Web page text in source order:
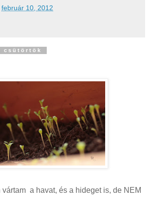
február 10, 2012
csütörtök
vártam a havat, és a hideget is, de NEM